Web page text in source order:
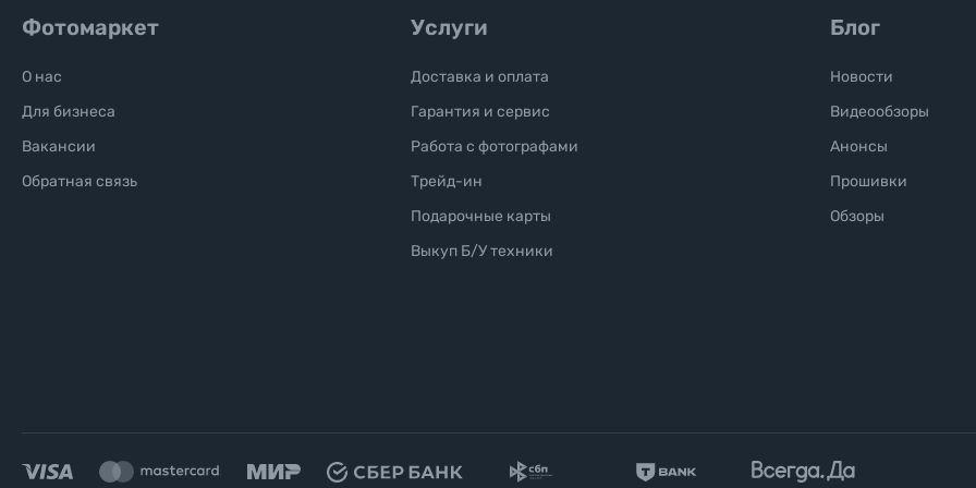
Уценённые товары
Фотомаркет
О нас
Для бизнеса
Вакансии
Обратная связь
Услуги
Доставка и оплата
Гарантия и сервис
Работа с фотографами
Трейд-ин
Подарочные карты
Выкуп Б/У техники
Блог
Новости
Видеообзоры
Анонсы
Прошивки
Обзоры